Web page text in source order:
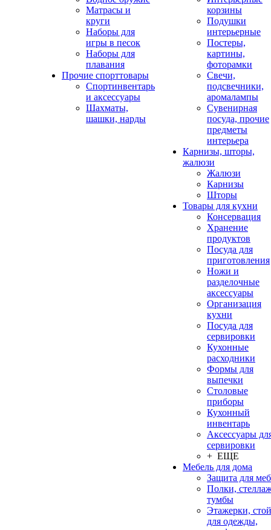
Матрасы и
круги
Наборы для
игры в песок
Наборы для
плавания
Прочие спорттовары
Спортинвентарь
и аксессуары
Шахматы,
шашки, нарды
корзины
Подушки
интерьерные
Постеры,
картины,
фоторамки
Свечи,
подсвечники,
аромалампы
Сувенирная
посуда, прочие
предметы
интерьера
Карнизы, шторы,
жалюзи
Жалюзи
Карнизы
Шторы
Товары для кухни
Консервация
Хранение
продуктов
Посуда для
приготовления
Ножи и
разделочные
аксессуары
Организация
кухни
Посуда для
сервировки
Кухонные
расходники
Формы для
выпечки
Столовые
приборы
Кухонный
инвентарь
Аксессуары
сервировки
+ ЕЩЕ
Мебель для дома
Защита для
Полки,
тумбы
Этажерки,
для одежды,